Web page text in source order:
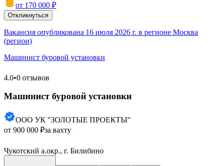
от 170 000 ₽
Откликнуться
Вакансия опубликована 16 июля 2026 г. в регионе Москва
(регион)
Машинист буровой установки
4.0•0 отзывов
Машинист буровой установки
ООО УК "ЗОЛОТЫЕ ПРОЕКТЫ"
от 900 000 ₽за вахту
Чукотский а.окр., г. Билибино